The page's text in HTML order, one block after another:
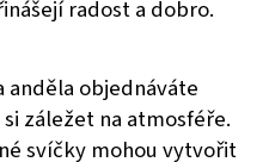
radost a dobro.
anděla objednáváte
záležet na atmosféře.
svíčky mohou vytvořit